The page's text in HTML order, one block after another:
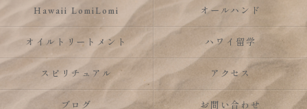
Hawaii LomiLomi オールハンド
オイルトリートメント ハワイ留学
スピリチュアル アクセス
ブログ お問い合わせ